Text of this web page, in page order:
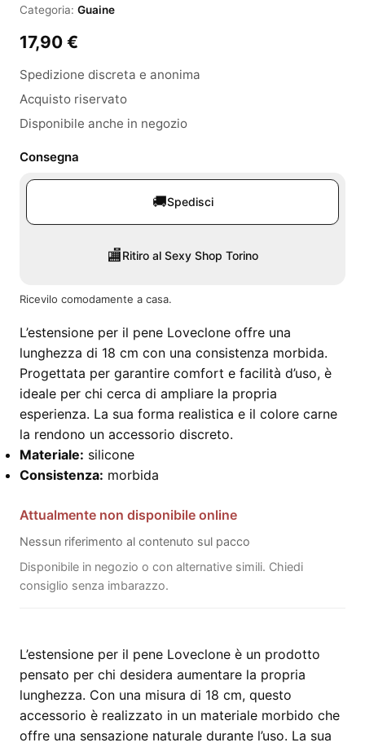
Categoria: Guaine
17,90 €
Spedizione discreta e anonima
Acquisto riservato
Disponibile anche in negozio
Consegna
🚚Spedisci
🏬Ritiro al Sexy Shop Torino
Ricevilo comodamente a casa.
L’estensione per il pene Loveclone offre una
lunghezza di 18 cm con una consistenza morbida.
Progettata per garantire comfort e facilità d’uso, è
ideale per chi cerca di ampliare la propria
esperienza. La sua forma realistica e il colore carne
la rendono un accessorio discreto.
Materiale: silicone
Consistenza: morbida
Attualmente non disponibile online
Nessun riferimento al contenuto sul pacco
Disponibile in negozio o con alternative simili. Chiedi
consiglio senza imbarazzo.
L’estensione per il pene Loveclone è un prodotto
pensato per chi desidera aumentare la propria
lunghezza. Con una misura di 18 cm, questo
accessorio è realizzato in un materiale morbido che
offre una sensazione naturale durante l’uso. La sua